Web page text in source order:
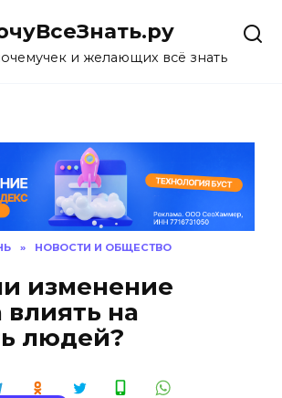
и желающих всё знать
» НОВОСТИ И ОБЩЕСТВО
изменение
влиять на
людей?